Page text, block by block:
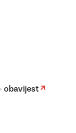
obavijest